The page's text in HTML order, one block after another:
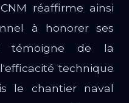
réaffirme ainsi
à honorer ses
témoigne de la
technique
le chantier naval